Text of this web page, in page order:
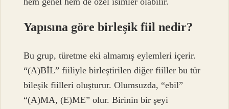
Yapısına göre birleşik fiil nedir?
Bu grup, türetme eki almamış eylemleri içerir.
“(A)BİL” fiiliyle birleştirilen diğer fiiller bu tür
bileşik fiilleri oluşturur. Olumsuzda, “ebil”
“(A)MA, (E)ME” olur. Birinin bir şeyi